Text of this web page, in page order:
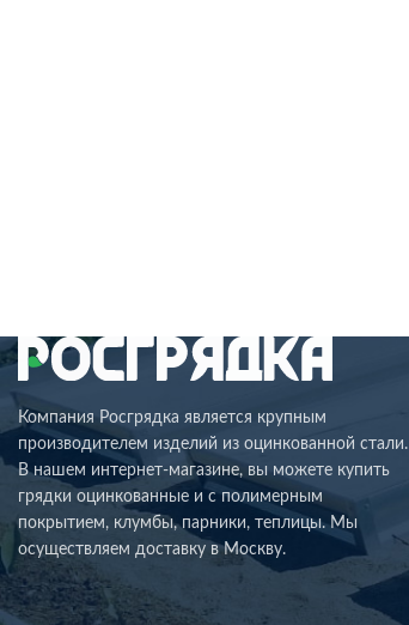
Компания Росгрядка является крупным
производителем изделий из оцинкованной стали.
В нашем интернет-магазине, вы можете купить
грядки оцинкованные и с полимерным
покрытием, клумбы, парники, теплицы. Мы
осуществляем доставку в Москву.